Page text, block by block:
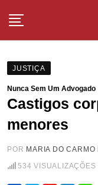
JUSTIÇA
Nunca Sem Um Advogado
Castigos
menores
POR MARIA DO CARMO
534 VISUALIZAÇÕES